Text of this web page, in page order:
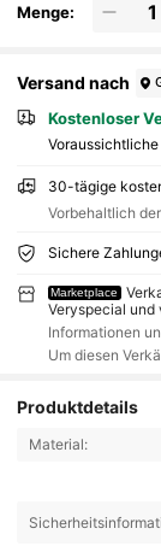
Menge:
Versand nach
Kostenloser
30-tägige
Vorbehaltlich
Sichere
Marketplace
Veryspecial und
Informationen
Um diesen
Produktdetails
Material: